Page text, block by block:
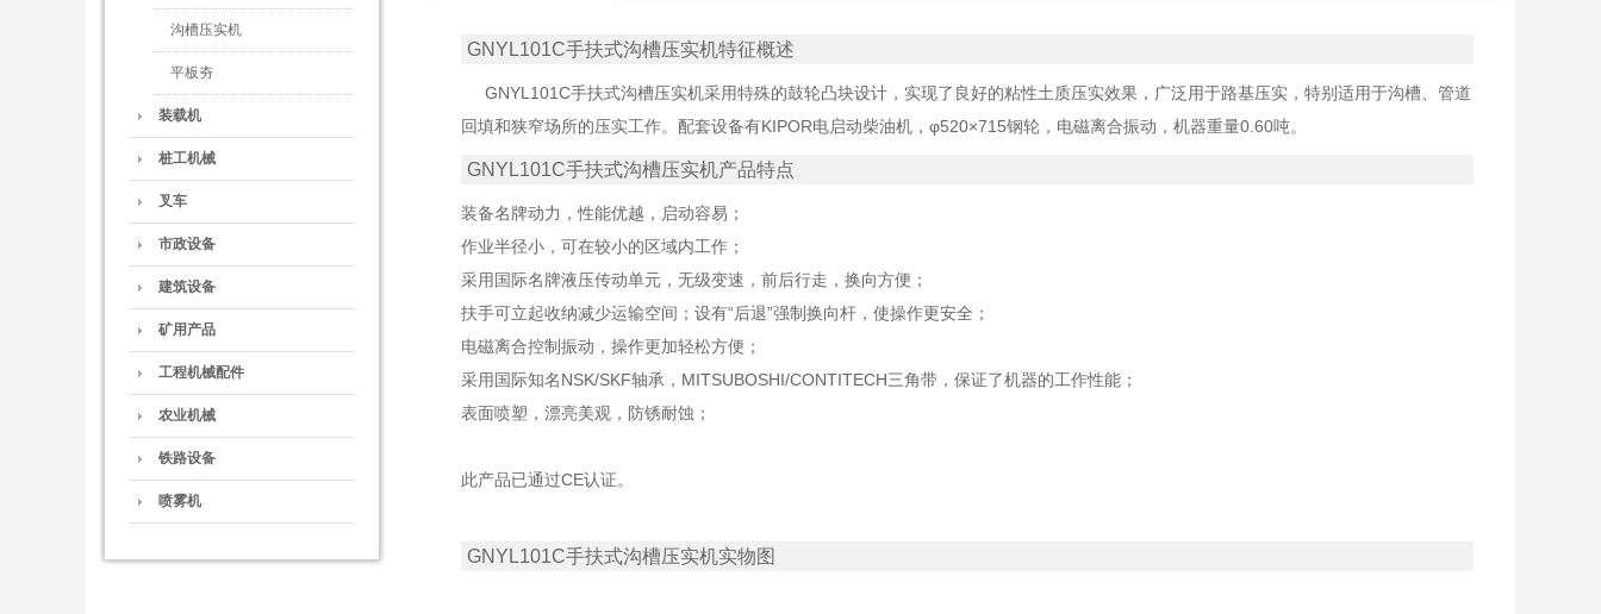
沟槽压实机
平板夯
装载机
桩工机械
叉车
市政设备
建筑设备
矿用产品
工程机械配件
农业机械
铁路设备
喷雾机
GNYL101C手扶式沟槽压实机特征概述
GNYL101C手扶式沟槽压实机采用特殊的鼓轮凸块设计，实现了良好的粘性土质压实效果，广泛用于路基压实，特别适用于沟槽、管道
回填和狭窄场所的压实工作。配套设备有KIPOR电启动柴油机，φ520×715钢轮，电磁离合振动，机器重量0.60吨。
GNYL101C手扶式沟槽压实机产品特点
装备名牌动力，性能优越，启动容易；
作业半径小，可在较小的区域内工作；
采用国际名牌液压传动单元，无级变速，前后行走，换向方便；
扶手可立起收纳减少运输空间；设有“后退”强制换向杆，使操作更安全；
电磁离合控制振动，操作更加轻松方便；
采用国际知名NSK/SKF轴承，MITSUBOSHI/CONTITECH三角带，保证了机器的工作性能；
表面喷塑，漂亮美观，防锈耐蚀；
此产品已通过CE认证。
GNYL101C手扶式沟槽压实机实物图